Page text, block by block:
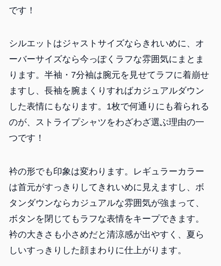
です！
シルエットはジャストサイズならきれいめに、オ
ーバーサイズなら今っぽくラフな雰囲気にまとま
ります。半袖・7分袖は腕元を見せてラフに着崩せ
ますし、長袖を腕まくりすればカジュアルダウン
した表情にもなります。1枚で何通りにも着られる
のが、ストライプシャツをわざわざ選ぶ理由の一
つです！
衿の形でも印象は変わります。レギュラーカラー
は首元がすっきりしてきれいめに見えますし、ボ
タンダウンならカジュアルな雰囲気が強まって、
ボタンを閉じてもラフな表情をキープできます。
衿の大きさも小さめだと清涼感が出やすく、夏ら
しいすっきりした顔まわりに仕上がります。